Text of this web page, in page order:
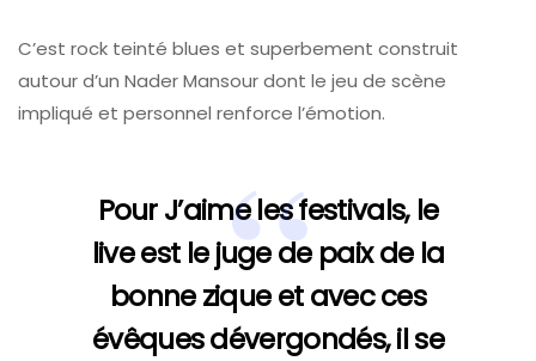
C’est rock teinté blues et superbement construit
autour d’un Nader Mansour dont le jeu de scène
impliqué et personnel renforce l’émotion.
Pour J’aime les festivals, le
live est le juge de paix de la
bonne zique et avec ces
évêques dévergondés, il se